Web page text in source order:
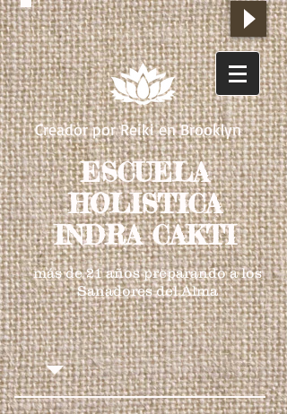
Creador por Reiki en Brooklyn
ESCUELA
HOLISTICA
INDRA CAKTI
más de 21 años preparando a los
Sanadores del Alma